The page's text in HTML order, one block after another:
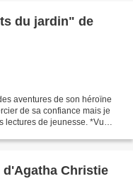
du jardin" de
aventures de son héroïne
de sa confiance mais je
lectures de jeunesse. *Vu
Christie